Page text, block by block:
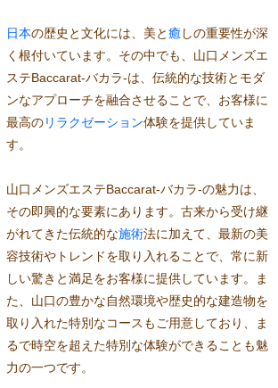
日本の歴史と文化には、美と癒 しの重要性が深
く根付いています。その中でも、山口メンズエ
ステBaccarat-バカラ-は、伝統的な技術とモダ
ンなアプローチを融合させることで、お客様に
最高のリラクゼーション体験を提供していま
す。
山口メンズエステBaccarat-バカラ-の魅力は、
その即興的な要素にあります。古来から受け継
がれてきた伝統的な施術法に加えて、最新の美
容技術やトレンドを取り入れることで、常に新
しい驚きと満足をお客様に提供しています。ま
た、山口の豊かな自然環境や歴史的な建造物を
取り入れた特別なコースもご用意しており、ま
るで時空を超えた特別な体験ができることも魅
力の一つです。